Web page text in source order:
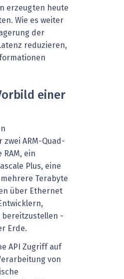
erzeugten heute
Wie es weiter
der
reduzieren,
einer
ARM-Quad-
RAM, ein
Plus, eine
Terabyte
über Ethernet
bereitzustellen -
Erde.
API Zugriff auf
von